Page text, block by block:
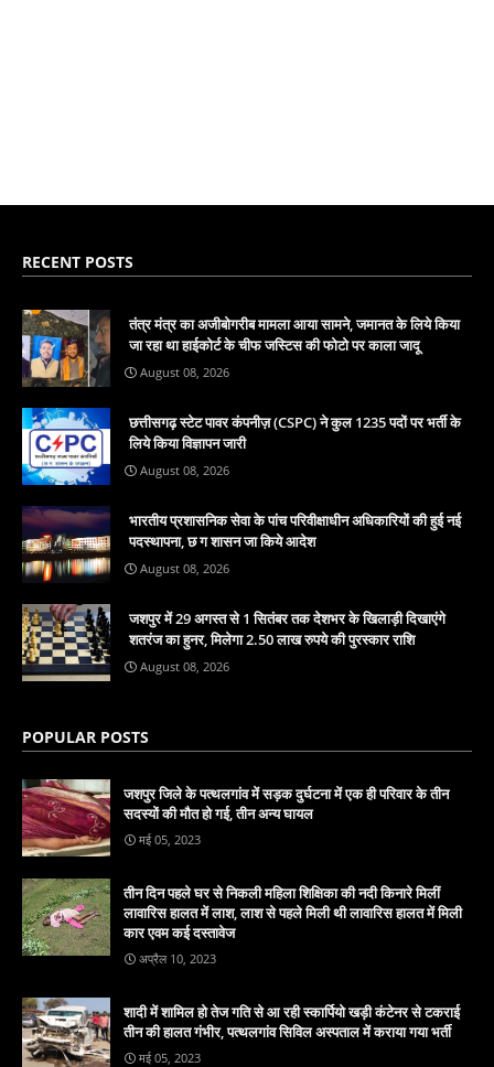
RECENT POSTS
तंत्र मंत्र का अजीबोगरीब मामला आया सामने, जमानत के लिये किया
जा रहा था हाईकोर्ट के चीफ जस्टिस की फोटो पर काला जादू
August 08, 2026
छत्तीसगढ़ स्टेट पावर कंपनीज़ (CSPC) ने कुल 1235 पदों पर भर्ती के
लिये किया विज्ञापन जारी
August 08, 2026
भारतीय प्रशासनिक सेवा के पांच परिवीक्षाधीन अधिकारियों की हुई नई
पदस्थापना, छ ग शासन जा किये आदेश
August 08, 2026
जशपुर में 29 अगस्त से 1 सितंबर तक देशभर के खिलाड़ी दिखाएंगे
शतरंज का हुनर, मिलेगा 2.50 लाख रुपये की पुरस्कार राशि
August 08, 2026
POPULAR POSTS
जशपुर जिले के पत्थलगांव में सड़क दुर्घटना में एक ही परिवार के तीन
सदस्यों की मौत हो गई, तीन अन्य घायल
मई 05, 2023
तीन दिन पहले घर से निकली महिला शिक्षिका की नदी किनारे मिलीं
लावारिस हालत में लाश, लाश से पहले मिली थी लावारिस हालत में मिली
कार एवम कई दस्तावेज
अप्रैल 10, 2023
शादी में शामिल हो तेज गति से आ रही स्कार्पियो खड़ी कंटेनर से टकराई
तीन की हालत गंभीर, पत्थलगांव सिविल अस्पताल में कराया गया भर्ती
मई 05, 2023